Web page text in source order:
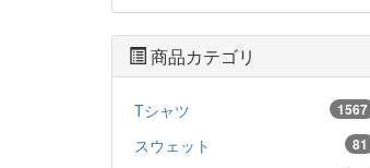
商品カテゴリ
Tシャツ 1567
スウェット 81